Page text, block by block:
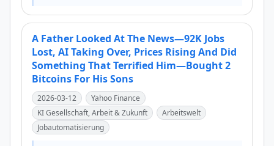
A Father Looked At The News—92K Jobs
Lost, AI Taking Over, Prices Rising And Did
Something That Terrified Him—Bought 2
Bitcoins For His Sons
2026-03-12
Yahoo Finance
KI Gesellschaft, Arbeit & Zukunft
Arbeitswelt
Jobautomatisierung